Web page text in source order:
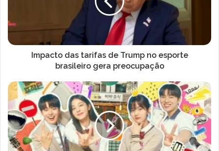
esporte
brasileiro
gera
preocupaçãoImpacto das tarifas de Trump no esporte
brasileiro gera preocupação
Globo
Aposta
Doramas
e
Dramaturgia
Nacional